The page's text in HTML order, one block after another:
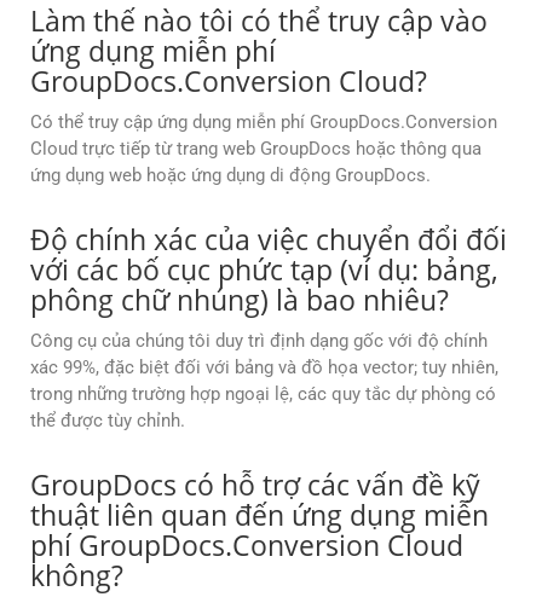
Làm thế nào tôi có thể truy cập vào
ứng dụng miễn phí
GroupDocs.Conversion Cloud?
Có thể truy cập ứng dụng miễn phí GroupDocs.Conversion
Cloud trực tiếp từ trang web GroupDocs hoặc thông qua
ứng dụng web hoặc ứng dụng di động GroupDocs.
Độ chính xác của việc chuyển đổi đối
với các bố cục phức tạp (ví dụ: bảng,
phông chữ nhúng) là bao nhiêu?
Công cụ của chúng tôi duy trì định dạng gốc với độ chính
xác 99%, đặc biệt đối với bảng và đồ họa vector; tuy nhiên,
trong những trường hợp ngoại lệ, các quy tắc dự phòng có
thể được tùy chỉnh.
GroupDocs có hỗ trợ các vấn đề kỹ
thuật liên quan đến ứng dụng miễn
phí GroupDocs.Conversion Cloud
không?